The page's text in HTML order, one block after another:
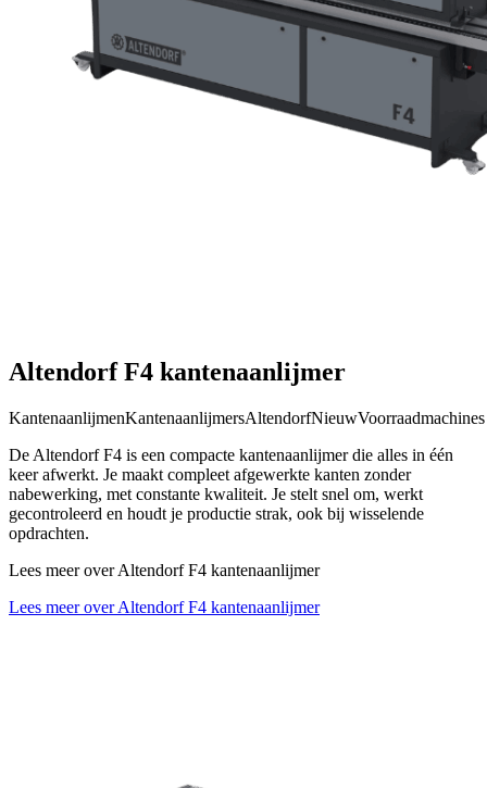
Altendorf F4 kantenaanlijmer
KantenaanlijmenKantenaanlijmersAltendorfNieuwVoorraadmachines
De Altendorf F4 is een compacte kantenaanlijmer die alles in één
keer afwerkt. Je maakt compleet afgewerkte kanten zonder
nabewerking, met constante kwaliteit. Je stelt snel om, werkt
gecontroleerd en houdt je productie strak, ook bij wisselende
opdrachten.
Lees meer over Altendorf F4 kantenaanlijmer
Lees meer over Altendorf F4 kantenaanlijmer